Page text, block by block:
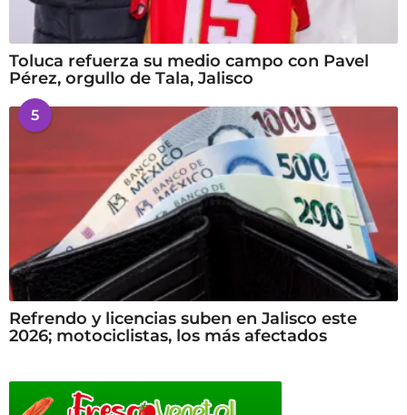
Toluca refuerza su medio campo con Pavel
Pérez, orgullo de Tala, Jalisco
5
Refrendo y licencias suben en Jalisco este
2026; motociclistas, los más afectados